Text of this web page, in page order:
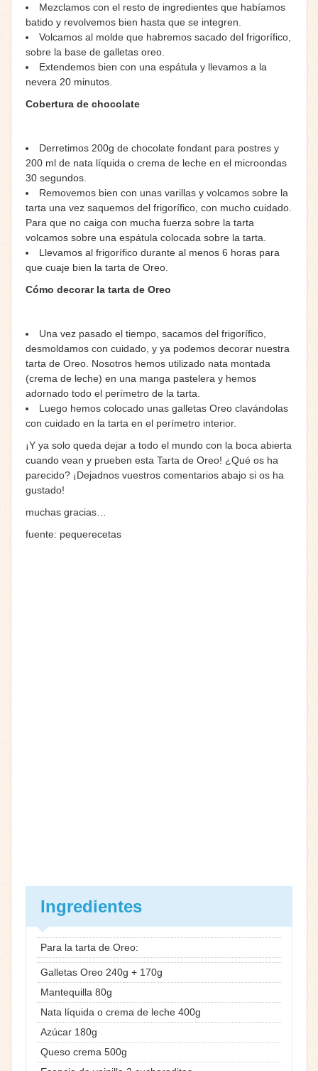
Mezclamos con el resto de ingredientes que habíamos
batido y revolvemos bien hasta que se integren.
Volcamos al molde que habremos sacado del frigorífico,
sobre la base de galletas oreo.
Extendemos bien con una espátula y llevamos a la
nevera 20 minutos.
Cobertura de chocolate
Derretimos 200g de chocolate fondant para postres y
200 ml de nata líquida o crema de leche en el microondas
30 segundos.
Removemos bien con unas varillas y volcamos sobre la
tarta una vez saquemos del frigorífico, con mucho cuidado.
Para que no caiga con mucha fuerza sobre la tarta
volcamos sobre una espátula colocada sobre la tarta.
Llevamos al frigorífico durante al menos 6 horas para
que cuaje bien la tarta de Oreo.
Cómo decorar la tarta de Oreo
Una vez pasado el tiempo, sacamos del frigorífico,
desmoldamos con cuidado, y ya podemos decorar nuestra
tarta de Oreo. Nosotros hemos utilizado nata montada
(crema de leche) en una manga pastelera y hemos
adornado todo el perímetro de la tarta.
Luego hemos colocado unas galletas Oreo clavándolas
con cuidado en la tarta en el perímetro interior.
¡Y ya solo queda dejar a todo el mundo con la boca abierta
cuando vean y prueben esta Tarta de Oreo! ¿Qué os ha
parecido? ¡Dejadnos vuestros comentarios abajo si os ha
gustado!
muchas gracias…
fuente: pequerecetas
Ingredientes
Para la tarta de Oreo:
Galletas Oreo 240g + 170g
Mantequilla 80g
Nata líquida o crema de leche 400g
Azúcar 180g
Queso crema 500g